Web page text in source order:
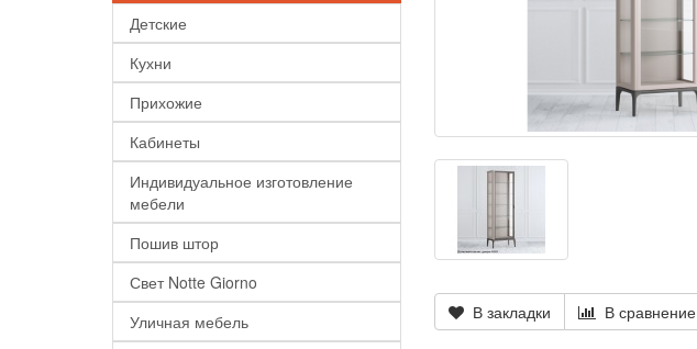
Детские
Кухни
Прихожие
Кабинеты
Индивидуальное изготовление
мебели
Пошив штор
Свет Notte Giorno
Уличная мебель
В закладки В сравнение